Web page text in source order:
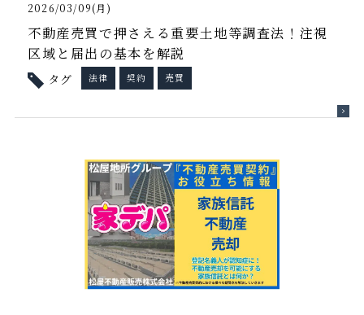
2026/03/09(月)
不動産売買で押さえる重要土地等調査法！注視
区域と届出の基本を解説
タグ 法律 契約 売買